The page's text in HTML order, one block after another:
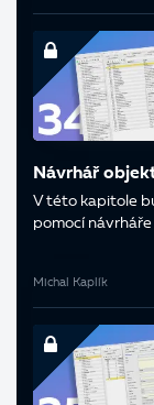
Návrhář
V této kapitole
pomocí
Michal Kaplík